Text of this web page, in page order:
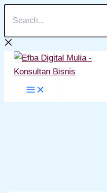
konten
Search...